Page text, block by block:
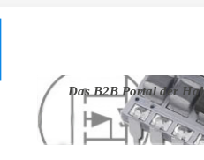
Das B2B Portal der